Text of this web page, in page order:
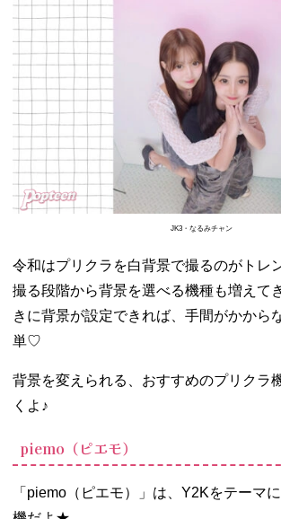
JK3・なるみチャン
令和はプリクラを白背景で撮るのがトレ
撮る段階から背景を選べる機種も増えて
きに背景が設定できれば、手間がかから
単♡
背景を変えられる、おすすめのプリクラ
くよ♪
piemo（ピエモ）
「piemo（ピエモ）」は、Y2Kをテーマ